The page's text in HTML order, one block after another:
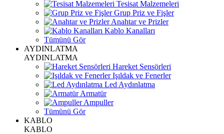
Tesisat Malzemeleri
Grup Priz ve Fişler
Anahtar ve Prizler
Kablo Kanalları
Tümünü Gör
AYDINLATMA
AYDINLATMA
Hareket Sensörleri
Işıldak ve Fenerler
Led Aydınlatma
Armatür
Ampuller
Tümünü Gör
KABLO
KABLO